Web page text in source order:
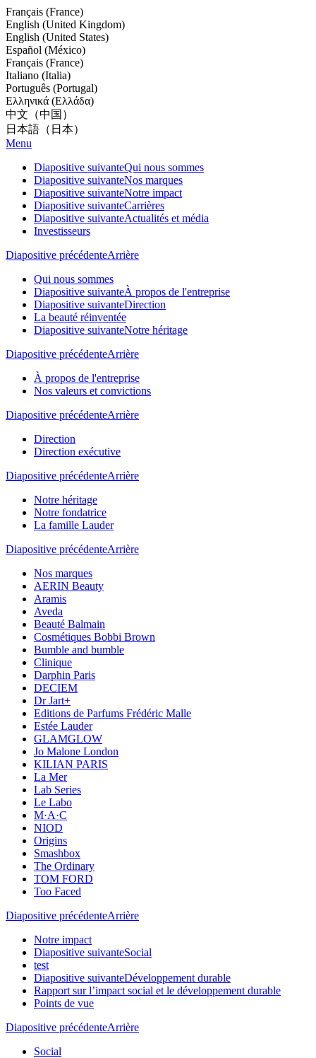
Français (France)
English (United Kingdom)
English (United States)
Español (México)
Français (France)
Italiano (Italia)
Português (Portugal)
Ελληνικά (Ελλάδα)
中文（中国）
日本語（日本）
Menu
Diapositive suivanteQui nous sommes
Diapositive suivanteNos marques
Diapositive suivanteNotre impact
Diapositive suivanteCarrières
Diapositive suivanteActualités et média
Investisseurs
Diapositive précédenteArrière
Qui nous sommes
Diapositive suivanteÀ propos de l'entreprise
Diapositive suivanteDirection
La beauté réinventée
Diapositive suivanteNotre héritage
Diapositive précédenteArrière
À propos de l'entreprise
Nos valeurs et convictions
Diapositive précédenteArrière
Direction
Direction exécutive
Diapositive précédenteArrière
Notre héritage
Notre fondatrice
La famille Lauder
Diapositive précédenteArrière
Nos marques
AERIN Beauty
Aramis
Aveda
Beauté Balmain
Cosmétiques Bobbi Brown
Bumble and bumble
Clinique
Darphin Paris
DECIEM
Dr Jart+
Editions de Parfums Frédéric Malle
Estée Lauder
GLAMGLOW
Jo Malone London
KILIAN PARIS
La Mer
Lab Series
Le Labo
M·A·C
NIOD
Origins
Smashbox
The Ordinary
TOM FORD
Too Faced
Diapositive précédenteArrière
Notre impact
Diapositive suivanteSocial
test
Diapositive suivanteDéveloppement durable
Rapport sur l’impact social et le développement durable
Points de vue
Diapositive précédenteArrière
Social